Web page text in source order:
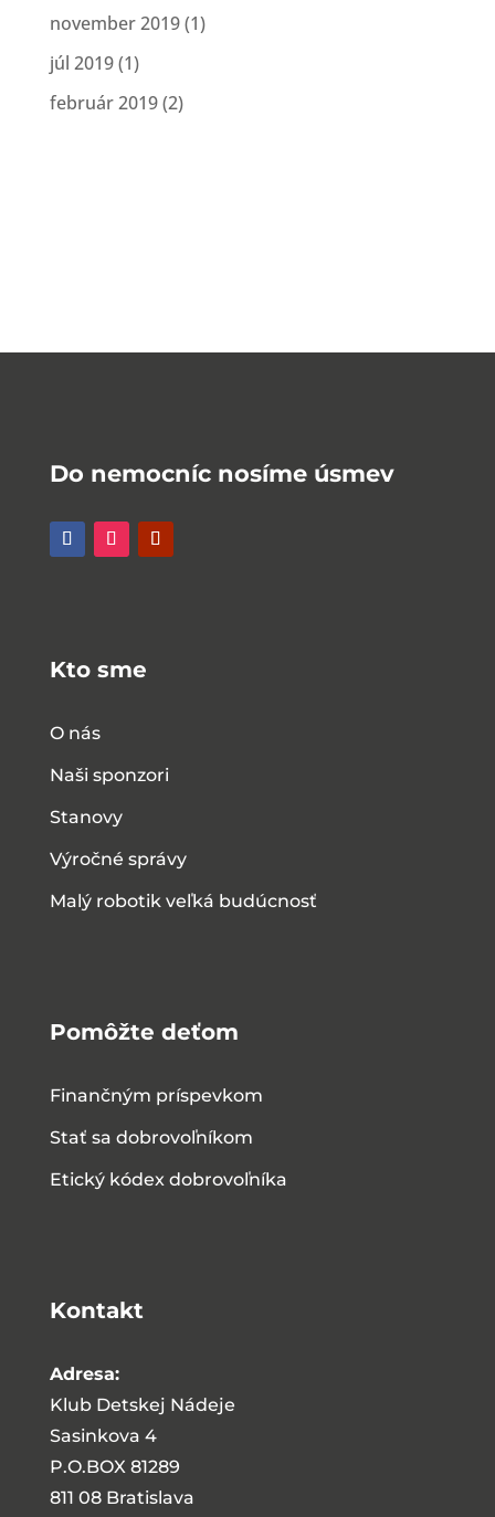
november 2019(1)
júl 2019(1)
február 2019(2)
Do nemocníc nosíme úsmev
Kto sme
O nás
Naši sponzori
Stanovy
Výročné správy
Malý robotik veľká budúcnosť
Pomôžte deťom
Finančným príspevkom
Stať sa dobrovoľníkom
Etický kódex dobrovoľníka
Kontakt
Adresa:
Klub Detskej Nádeje
Sasinkova 4
P.O.BOX 81289
811 08 Bratislava